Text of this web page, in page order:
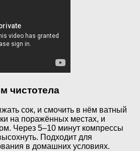
чистотела
сок, и смочить в нём ватный
на поражённых местах, и
Через 5–10 минут компрессы
Подходит для
в домашних условиях.